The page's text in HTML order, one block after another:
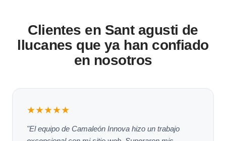
Clientes en Sant agusti de
llucanes que ya han confiado
en nosotros
★★★★★
"El equipo de Camaleón Innova hizo un trabajo